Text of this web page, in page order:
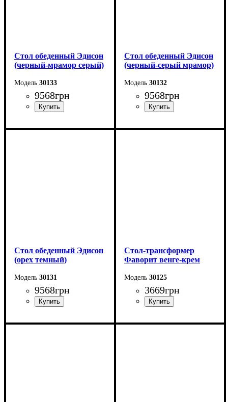
Стол обеденный Эдисон
(черный-мрамор серый)
30133
9568грн
Длина - 120 (+40) см
Стол обеденный Эдисон
(черный-серый мрамор)
30132
9568грн
Длина - 120 (+40) см
Стол обеденный Эдисон
(орех темный)
30131
9568грн
Длина - 120 (+40) см
Стол-трансформер
Фаворит венге-крем
30125
3669грн
Длина: 81,5 (+81,5) см